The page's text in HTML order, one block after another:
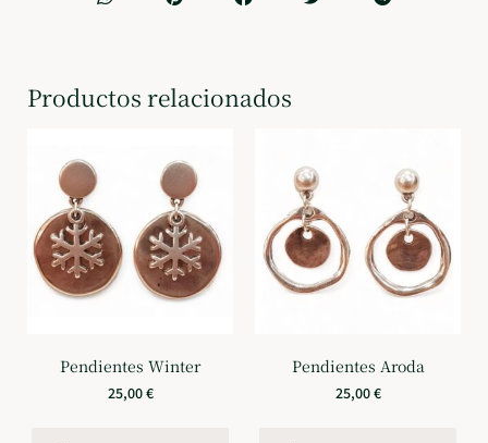
Productos relacionados
Pendientes Winter
25,00€
Pendientes Aroda
25,00€